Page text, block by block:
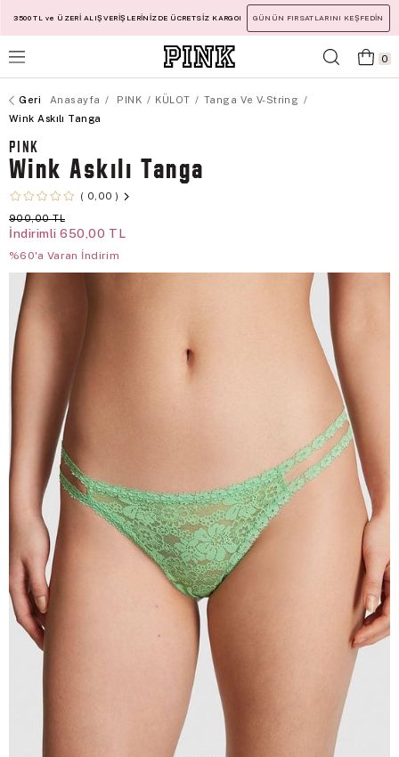
3500 TL ve ÜZERİ ALIŞVERİŞLERİNİZDE ÜCRETSİZ KARGO! GÜNÜN FIRSATLARINI KEŞFEDİN
0
Anasayfa PINK KÜLOT
Tanga Ve V-String
Wink Askılı Tanga
PINK
Wink Askılı Tanga
0,00
900,00 TL
İndirimli 650,00 TL
%60'a Varan İndirim